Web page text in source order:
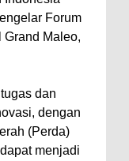
Forum
Grand Maleo,
dan
dengan
(Perda)
menjadi